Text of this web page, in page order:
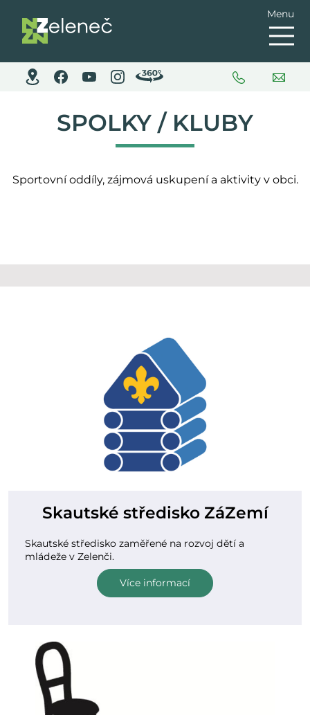
Menu
SPOLKY / KLUBY
Sportovní oddíly, zájmová uskupení a aktivity v obci.
Skautské středisko ZáZemí
Skautské středisko zaměřené na rozvoj dětí a
mládeže v Zelenči.
Více informací